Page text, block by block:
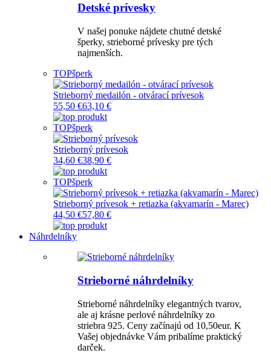
Detské prívesky
V našej ponuke nájdete chutné detské
šperky, strieborné prívesky pre tých
najmenších.
TOPšperk
Strieborný medailón - otvárací prívesok
55,50 €63,10 €
TOPšperk
Strieborný prívesok
34,60 €38,90 €
TOPšperk
Strieborný prívesok + retiazka (akvamarín - Marec)
44,50 €57,80 €
Náhrdelníky
Strieborné náhrdelníky
Strieborné náhrdelníky elegantných tvarov,
ale aj krásne perlové náhrdelníky zo
striebra 925. Ceny začínajú od 10,50eur. K
Vašej objednávke Vám pribalíme praktický
darček.